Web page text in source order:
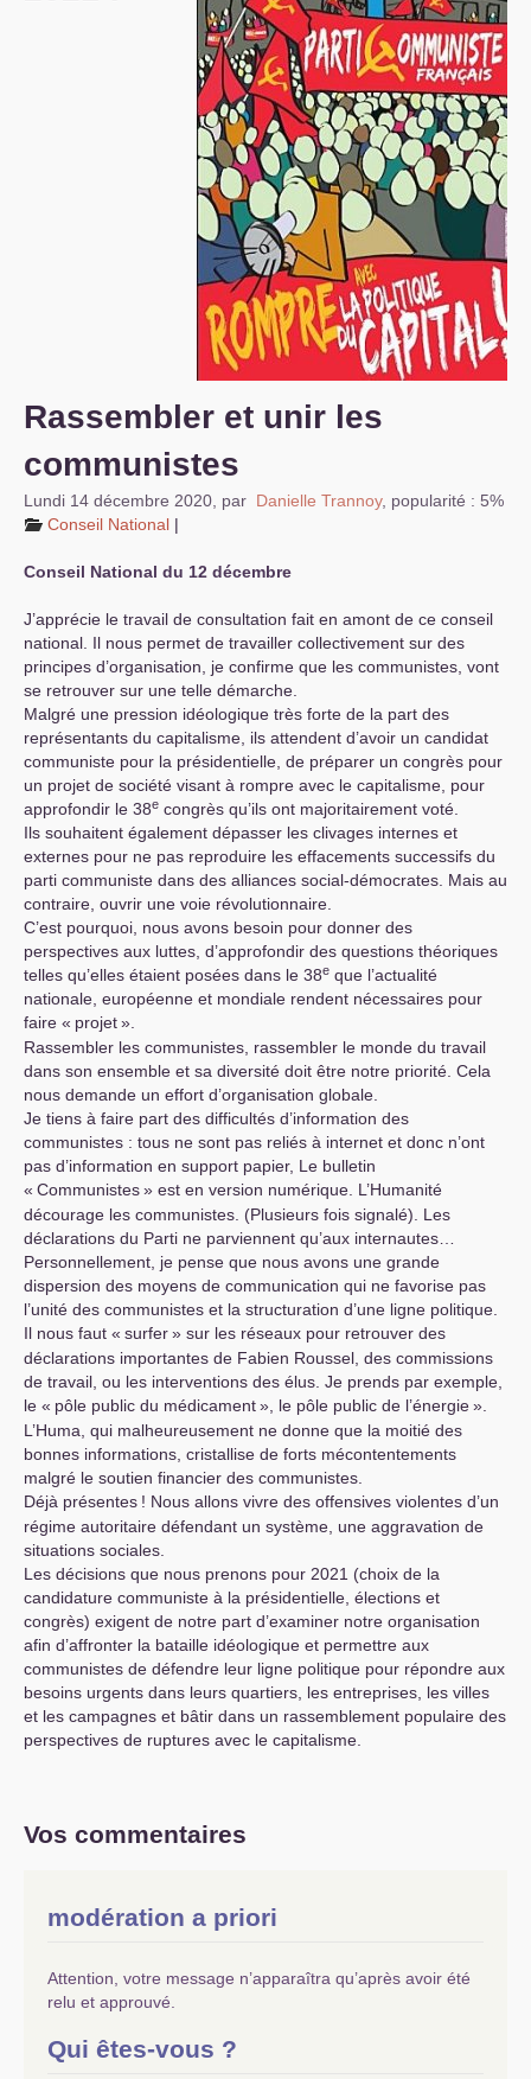
Rassembler et unir les
communistes
Lundi 14 décembre 2020 par Danielle Trannoy, popularité : 5%
Conseil National |
Conseil National du 12 décembre
J’apprécie le travail de consultation fait en amont de ce conseil
national. Il nous permet de travailler collectivement sur des
principes d’organisation, je confirme que les communistes, vont
se retrouver sur une telle démarche.
Malgré une pression idéologique très forte de la part des
représentants du capitalisme, ils attendent d’avoir un candidat
communiste pour la présidentielle, de préparer un congrès pour
un projet de société visant à rompre avec le capitalisme, pour
approfondir le 38e congrès qu’ils ont majoritairement voté.
Ils souhaitent également dépasser les clivages internes et
externes pour ne pas reproduire les effacements successifs du
parti communiste dans des alliances social-démocrates. Mais au
contraire, ouvrir une voie révolutionnaire.
C’est pourquoi, nous avons besoin pour donner des
perspectives aux luttes, d’approfondir des questions théoriques
telles qu’elles étaient posées dans le 38e que l’actualité
nationale, européenne et mondiale rendent nécessaires pour
faire « projet».
Rassembler les communistes, rassembler le monde du travail
dans son ensemble et sa diversité doit être notre priorité. Cela
nous demande un effort d’organisation globale.
Je tiens à faire part des difficultés d’information des
communistes : tous ne sont pas reliés à internet et donc n’ont
pas d’information en support papier, Le bulletin
« Communistes» est en version numérique. L’Humanité
décourage les communistes. (Plusieurs fois signalé). Les
déclarations du Parti ne parviennent qu’aux internautes…
Personnellement, je pense que nous avons une grande
dispersion des moyens de communication qui ne favorise pas
l’unité des communistes et la structuration d’une ligne politique.
Il nous faut « surfer» sur les réseaux pour retrouver des
déclarations importantes de Fabien Roussel, des commissions
de travail, ou les interventions des élus. Je prends par exemple,
le « pôle public du médicament», le pôle public de l’énergie».
L’Huma, qui malheureusement ne donne que la moitié des
bonnes informations, cristallise de forts mécontentements
malgré le soutien financier des communistes.
Déjà présentes ! Nous allons vivre des offensives violentes d’un
régime autoritaire défendant un système, une aggravation de
situations sociales.
Les décisions que nous prenons pour 2021 (choix de la
candidature communiste à la présidentielle, élections et
congrès) exigent de notre part d’examiner notre organisation
afin d’affronter la bataille idéologique et permettre aux
communistes de défendre leur ligne politique pour répondre aux
besoins urgents dans leurs quartiers, les entreprises, les villes
et les campagnes et bâtir dans un rassemblement populaire des
perspectives de ruptures avec le capitalisme.
Vos commentaires
modération a priori
Attention, votre message n’apparaîtra qu’après avoir été
relu et approuvé.
Qui êtes-vous ?